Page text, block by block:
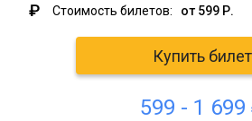
₽ Стоимость билетов: от 599 Р.
Купить билет
599 - 1 699